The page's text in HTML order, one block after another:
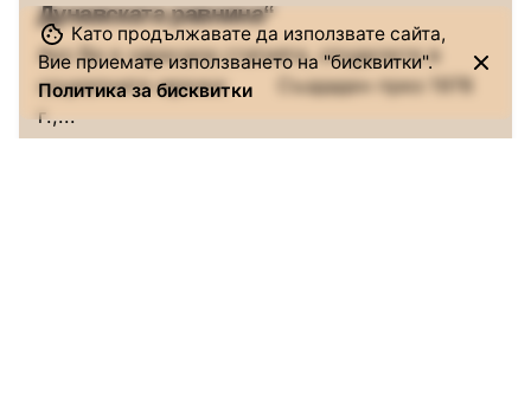
Дунавската равнина“
Ако Ви е харесала статията, споделете в
социалните мрежи: Създаден през 1978
г.,...
Като продължавате да използвате сайта,
Вие приемате използването на "бисквитки".
Политика за бисквитки